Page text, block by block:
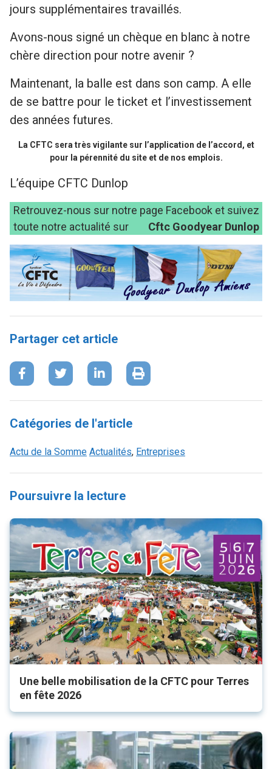
jours supplémentaires travaillés.
Avons-nous signé un chèque en blanc à notre
chère direction pour notre avenir ?
Maintenant, la balle est dans son camp. A elle
de se battre pour le ticket et l’investissement
des années futures.
La CFTC sera très vigilante sur l’application de l’accord, et
pour la pérennité du site et de nos emplois.
L’équipe CFTC Dunlop
Retrouvez-nous sur notre page Facebook et suivez
toute notre actualité sur Cftc Goodyear Dunlop
Partager cet article
Catégories de l'article
Actu de la Somme Actualités, Entreprises
Poursuivre la lecture
Une belle mobilisation de la CFTC pour Terres
en fête 2026